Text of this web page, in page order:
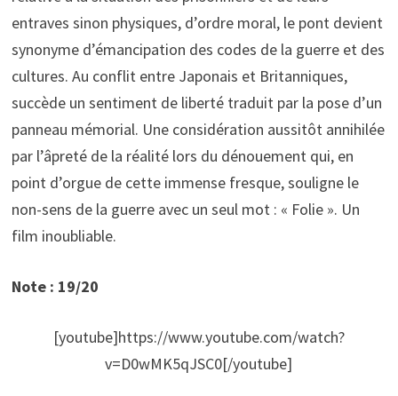
entraves sinon physiques, d’ordre moral, le pont devient
synonyme d’émancipation des codes de la guerre et des
cultures. Au conflit entre Japonais et Britanniques,
succède un sentiment de liberté traduit par la pose d’un
panneau mémorial. Une considération aussitôt annihilée
par l’âpreté de la réalité lors du dénouement qui, en
point d’orgue de cette immense fresque, souligne le
non-sens de la guerre avec un seul mot : « Folie ». Un
film inoubliable.
Note : 19/20
[youtube]https://www.youtube.com/watch?
v=D0wMK5qJSC0[/youtube]